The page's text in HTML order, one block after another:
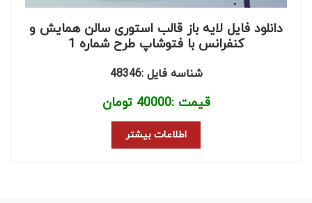
دانلود فایل لایه باز قالب استوری سالن همایش و
کنفرانس با فتوشاپ طرح شماره 1
شناسه فایل :48346
قیمت :40000 تومان
اطلاعات بیشتر